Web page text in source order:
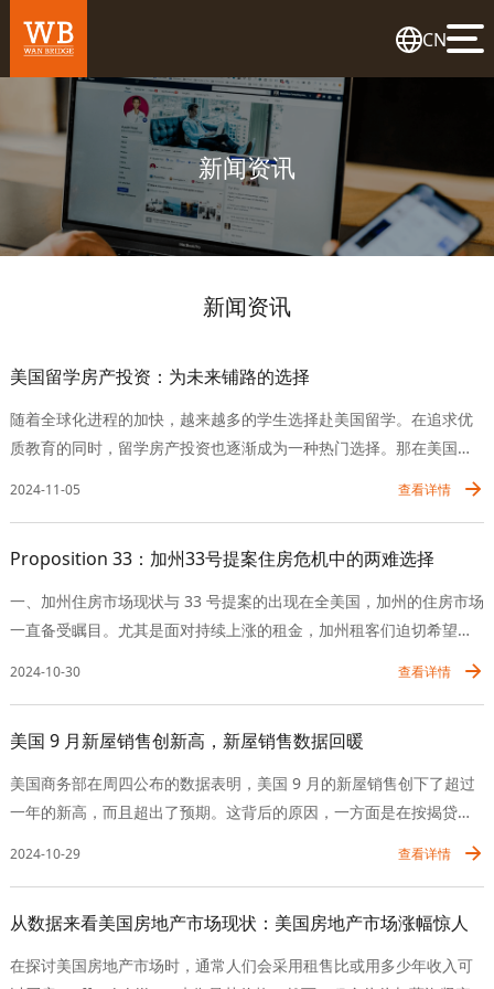
CN
新闻资讯
新闻资讯
美国留学房产投资：为未来铺路的选择
随着全球化进程的加快，越来越多的学生选择赴美国留学。在追求优
质教育的同时，留学房产投资也逐渐成为一种热门选择。那在美国留
学期间如何选择合适的房产呢？为什么选择美国留学房产投资？1、教
产时，学生不仅能够获得优质教育，还能享受房产价值上涨的双重收
益。随着时间的推移，位于热门学区的房产通常会增值，让投资者在
未来获得可观的回报。2、租金收入的稳定现金流对于大多数留学生来
以获得稳定的租金收入，缓解经济压力。这种投资形式能够为留学生
提供额外的经济支持，使他们更专注于学业。如何选择适合的留学房
产？1、选择热门学区的房产在进行房产投资时，地理位置是一个重要
的房产通常有更高的租赁需求，能够确保投资者获得稳定的租金收
入。2、考虑房产类型在美国，房产投资的类型多种多样，包括公寓、
别墅和多户住宅等。对于留学生来说，公寓是较为理想的选择，因为
识1、确保合法合规在美国投资房产需要遵循当地的法律法规，了解相
关的产权、租赁和投资规则。此外，留学生必须遵循签证规定，确保
2024-11-05 查看详情
Proposition 33：加州33号提案住房危机中的两难选择
一、加州住房市场现状与 33 号提案的出现在全美国，加州的住房市场
一直备受瞩目。尤其是面对持续上涨的租金，加州租客们迫切希望找
到降低租金的办法。“33 号提案” 由此成为热议焦点，这也是六年来第
上涨？二、33 号提案的复杂性（一）提案内容解析表面上看，33 号
提案似乎是一个简单的法律提案，但实际却蕴含诸多复杂问题。它将
废除 “Costa-Hawkins” 租金控制法案，意味着地方政府能对大多数单
入租户设定租金限制。同时，提案规定 “州政府不得限制任何城市、县
或城市和县（如旧金山）维持、制定或扩大住宅租金控制的权利”。
（二）广泛影响引担忧这一条款的广泛影响让法律专家、经济学家及
r 住房创新中心执行董事 Ben Metcalf 认为，该提案将削弱州政府对
2024-10-30 查看详情
美国 9 月新屋销售创新高，新屋销售数据回暖
美国商务部在周四公布的数据表明，美国 9 月的新屋销售创下了超过
一年的新高，而且超出了预期。这背后的原因，一方面是在按揭贷款
月新屋销售年化户数达到了 73.8 万，而预期是 72 万，8 月的前值为
71.6 万。从环比情况来看，9 月新屋销售环比上涨了 4.1%，预期仅为
上涨 0.6%，8 月前值则是环比下跌 4.7%。再看新屋销售的价格，9
2024-10-29 查看详情
从数据来看美国房地产市场现状：美国房地产市场涨幅惊人
在探讨美国房地产市场时，通常人们会采用租售比或用多少年收入可